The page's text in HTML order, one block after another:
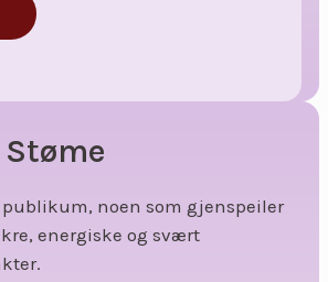
noen som gjenspeiler
energiske og svært